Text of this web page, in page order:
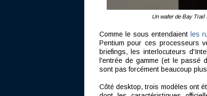
Un wafer de Bay Trail
Comme le sous entendaient les
Pentium pour ces processeurs
briefings, les interlocuteurs
l'entrée de gamme (et le passé
sont pas forcément beaucoup
Côté desktop, trois modèles ont